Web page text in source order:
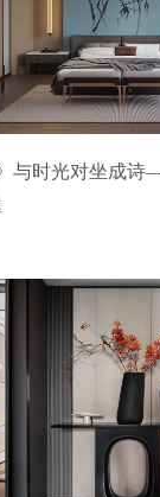
与时光对坐成